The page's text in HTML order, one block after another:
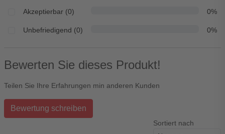
Akzeptierbar (0) 0%
Unbefriedigend (0) 0%
Bewerten Sie dieses Produkt!
Teilen Sie Ihre Erfahrungen min anderen Kunden
Bewertung schreiben
Sortiert nach